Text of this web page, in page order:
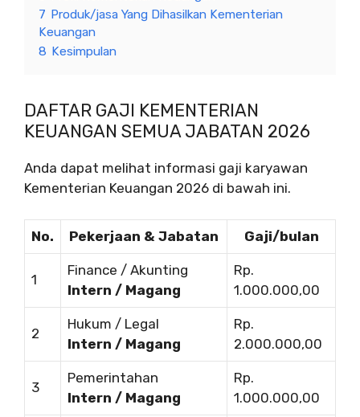
7 Produk/jasa Yang Dihasilkan Kementerian
Keuangan
8 Kesimpulan
DAFTAR GAJI KEMENTERIAN
KEUANGAN SEMUA JABATAN 2026
Anda dapat melihat informasi gaji karyawan
Kementerian Keuangan 2026 di bawah ini.
No. Pekerjaan & Jabatan Gaji/bulan
1
Finance / Akunting
Intern / Magang
Rp.
1.000.000,00
2
Hukum / Legal
Intern / Magang
Rp.
2.000.000,00
3
Pemerintahan
Intern / Magang
Rp.
1.000.000,00